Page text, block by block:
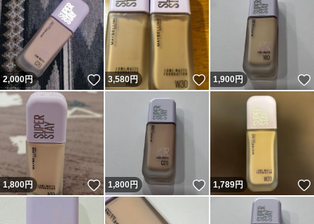
2,000円 いいね！
3,580円 いいね！
1,900円
1,800円 いいね！
1,800円 いいね！
1,789円